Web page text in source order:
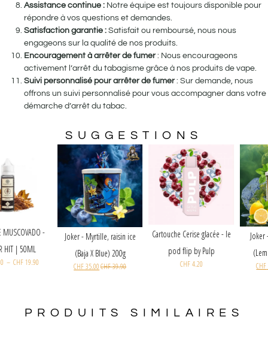
Assistance continue : Notre équipe est toujours disponible pour
répondre à vos questions et demandes.
Satisfaction garantie : Satisfait ou remboursé, nous nous
engageons sur la qualité de nos produits.
Encouragement à arrêter de fumer: Nous encourageons
activement l’arrêt du tabagisme grâce à nos produits de vape.
Suivi personnalisé pour arrêter de fumer: Sur demande, nous
offrons un suivi personnalisé pour vous accompagner dans votre
démarche d’arrêt du tabac.
SUGGESTIONS
Cartouche Cerise glacée - le
pod flip by Pulp
Joker - Myrtille, raisin ice
(Baja X Blue) 200g
CHF35.00
E-LIQUIDE MUSCOVADO -
FLAVOR HIT | 50ML
–
CHF26.00
PRODUITS SIMILAIRES